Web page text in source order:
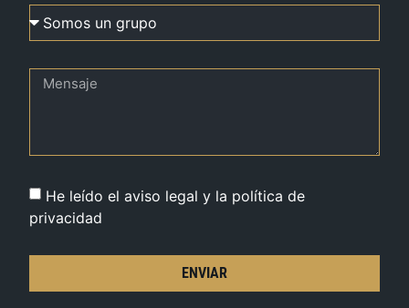
He leído el aviso legal y la política de
privacidad
ENVIAR